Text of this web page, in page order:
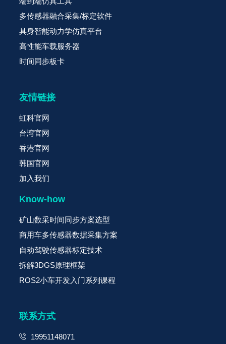
多传感器融合采集/标定软件
具身智能动力学仿真平台
高性能车载服务器
时间同步板卡
友情链接
虹科官网
台湾官网
香港官网
韩国官网
加入我们
Know-how
矿山数采时间同步方案选型
商用车多传感器数据采集方案
自动驾驶传感器标定技术
拆解3DGS原理框架
ROS2小车开发入门系列课程
联系方式
19951148071